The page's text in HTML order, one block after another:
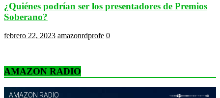
¿Quiénes podrían ser los presentadores de Premios
Soberano?
febrero 22, 2023 amazonrdprofe 0
AMAZON RADIO